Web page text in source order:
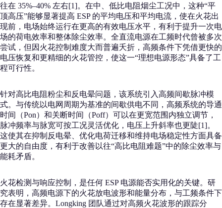
往在 35%–40% 左右[1]。在中、低比电阻烟尘工况中，这种“平
顶高压”能够显著提高 ESP 的平均电压和平均电流，使在火花出
现前，电场始终运行在更高的有效电压水平，有利于提升一次电
场的荷电效率和整体除尘效率。全直流电源在工频时代曾被多次
尝试，但因火花控制难度大而普遍夭折，高频条件下凭借更快的
电压恢复和更精细的火花管控，使这一“理想电源形态”具备了工
程可行性。
针对高比电阻粉尘和反电晕问题，该系统引入高频间歇脉冲模
式。与传统以电网周期为基准的间歇供电不同，高频系统的导通
时间（Pon）和关断时间（Poff）可以在更宽范围内独立调节，
脉冲频率与脉宽可按工况灵活优化，电压上升斜率也更陡[1]。
这使其在抑制反电晕、优化电荷迁移和维持电场稳定性方面具备
更大的自由度，有利于改善以往“高比电阻难题”中的除尘效率与
能耗矛盾。
火花检测与响应控制，是任何 ESP 电源能否实用化的关键。研
究表明，高频电源下的火花放电波形和能量分布，与工频条件下
存在显著差异。Longking 团队通过对高频火花波形的跟踪分